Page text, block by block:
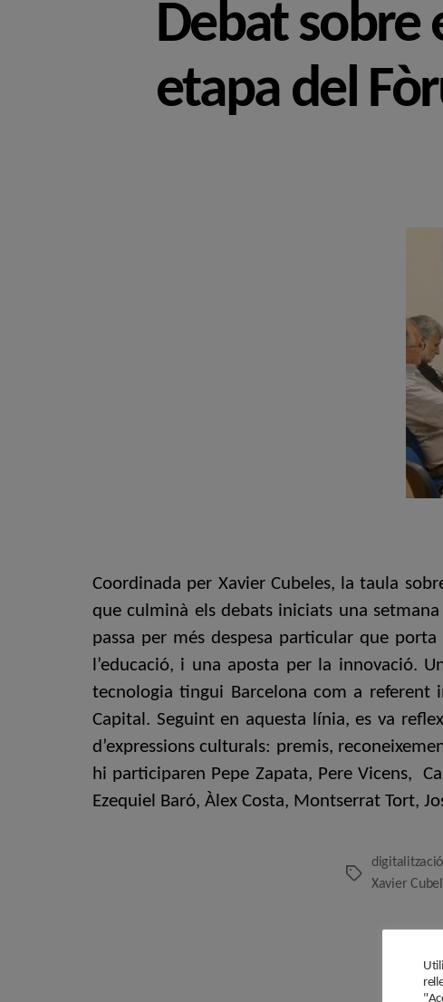
Debat sobre
etapa del
Coordinada per Xavier Cubeles, la taula
que culminà els debats iniciats una
passa per més despesa particular que
l’educació, i una aposta per la innovació.
tecnologia tingui Barcelona com a referent
Capital. Seguint en aquesta línia, es va
d’expressions culturals: premis,
hi participaren Pepe Zapata, Pere Vicens,
Ezequiel Baró, Àlex Costa, Montserrat Tort,
Etiquetes
digitalització
Xavier